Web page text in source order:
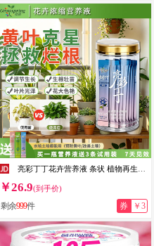
￥26.9(到手价)
剩余999件 券 ￥3